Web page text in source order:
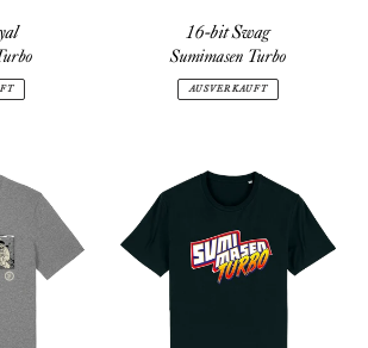
16-bit Swag
Sumimasen Turbo
AUSVERKAUFT
Turbo